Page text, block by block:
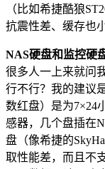
（比如希捷酷狼
抗震性差、缓存也
NAS硬盘和监控硬
很多人一上来就问
行不行？我的建议
数红盘）是为7×24
感器，几个盘插在
盘（像希捷的
取性能差，而且不